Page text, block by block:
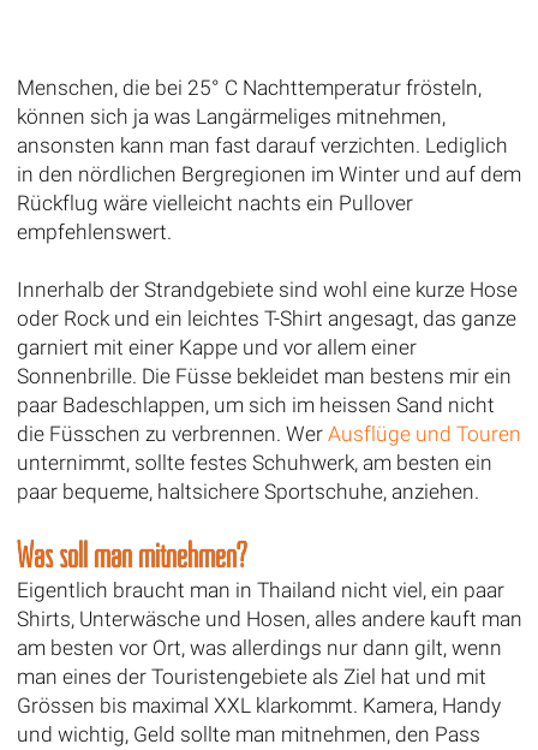
Menschen, die bei 25° C Nachttemperatur frösteln,
können sich ja was Langärmeliges mitnehmen,
ansonsten kann man fast darauf verzichten. Lediglich
in den nördlichen Bergregionen im Winter und auf dem
Rückflug wäre vielleicht nachts ein Pullover
empfehlenswert.
Innerhalb der Strandgebiete sind wohl eine kurze Hose
oder Rock und ein leichtes T-Shirt angesagt, das ganze
garniert mit einer Kappe und vor allem einer
Sonnenbrille. Die Füsse bekleidet man bestens mir ein
paar Badeschlappen, um sich im heissen Sand nicht
die Füsschen zu verbrennen. Wer Ausflüge und Touren
unternimmt, sollte festes Schuhwerk, am besten ein
paar bequeme, haltsichere Sportschuhe, anziehen.
Was soll man mitnehmen?
Eigentlich braucht man in Thailand nicht viel, ein paar
Shirts, Unterwäsche und Hosen, alles andere kauft man
am besten vor Ort, was allerdings nur dann gilt, wenn
man eines der Touristengebiete als Ziel hat und mit
Grössen bis maximal XXL klarkommt. Kamera, Handy
und wichtig, Geld sollte man mitnehmen, den Pass